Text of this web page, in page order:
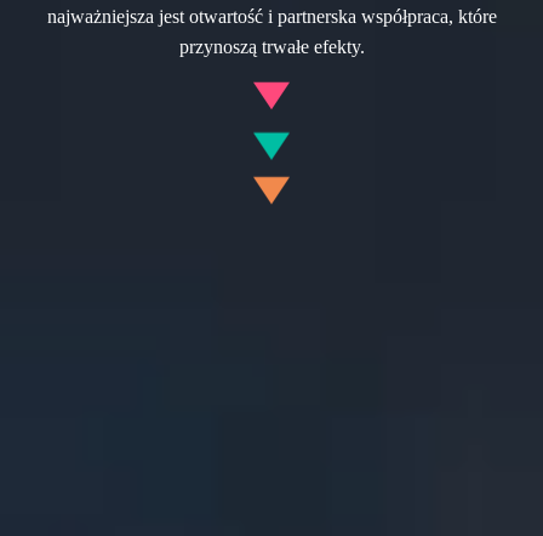
najważniejsza jest otwartość i partnerska współpraca, które
przynoszą trwałe efekty.